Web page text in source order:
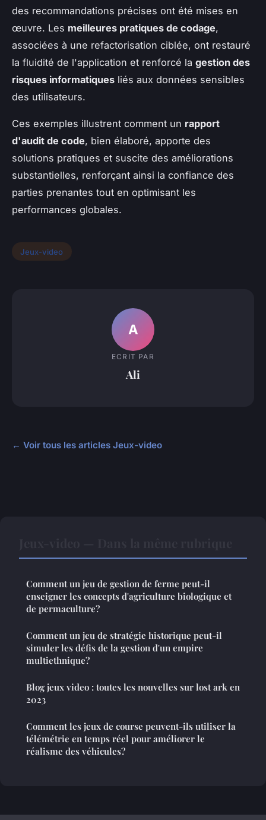
des recommandations précises ont été mises en
œuvre. Les meilleures pratiques de codage,
associées à une refactorisation ciblée, ont restauré
la fluidité de l'application et renforcé la gestion des
risques informatiques liés aux données sensibles
des utilisateurs.
Ces exemples illustrent comment un rapport
d'audit de code, bien élaboré, apporte des
solutions pratiques et suscite des améliorations
substantielles, renforçant ainsi la confiance des
parties prenantes tout en optimisant les
performances globales.
Jeux-video
A
ECRIT PAR
Ali
← Voir tous les articles Jeux-video
Comment un jeu de gestion de ferme peut-il
enseigner les concepts d'agriculture biologique et
de permaculture?
Comment un jeu de stratégie historique peut-il
simuler les défis de la gestion d'un empire
multiethnique?
Blog jeux video : toutes les nouvelles sur lost ark en
2023
Comment les jeux de course peuvent-ils utiliser la
télémétrie en temps réel pour améliorer le
réalisme des véhicules?